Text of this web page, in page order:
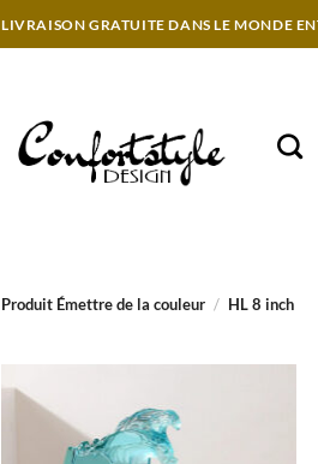
LIVRAISON GRATUITE DANS LE MONDE
Produit Émettre de la couleur / HL 8 inch